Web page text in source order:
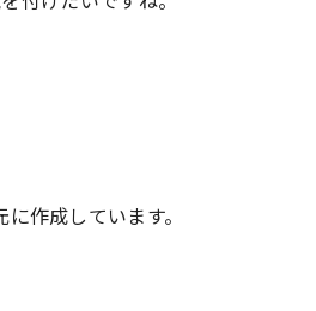
作成しています。